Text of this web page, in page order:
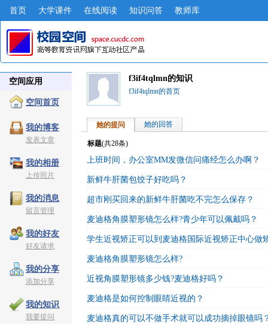
首页 大学课件 在线阅读 知识问答 教师库
空间应用
空间首页
我的博客
发表文章
我的相册
上传照片
我的消息
留言管理
我的好友
好友请求
我的分享
添加分享
我的知识
我要提问
f3if4tqlmn的知识
f3if4tqlmn的首页
她的提问 她的回答
标题(共28条)
上班时间，办公室MM发微信问痛经怎么办啊？
新鲜牛肝菌包饺子好吃吗？
超市刚买回来的新鲜牛肝菌吃不完怎么保存？
麦迪格角膜塑形镜怎么样?青少年可以佩戴吗？
学生近视矫正可以到麦迪格国际近视矫正中心做
麦迪格角膜塑形镜怎么样?
近视角膜塑形镜多少钱?麦迪格好吗？
麦迪格是如何控制眼睛近视的？
麦迪格真的可以不做手术就可以成功摘掉眼镜吗